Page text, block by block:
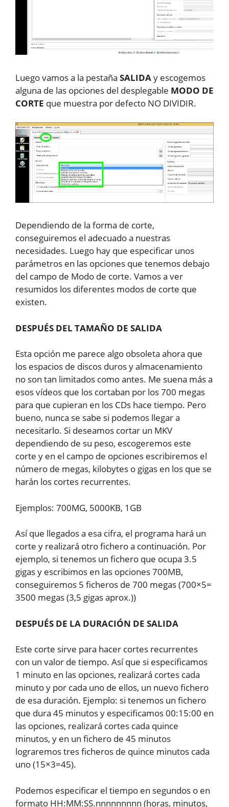
Luego vamos a la pestaña SALIDAy escogemos
alguna de las opciones del desplegable MODO DE
CORTE que muestra por defecto NO DIVIDIR.
Dependiendo de la forma de corte,
conseguiremos el adecuado a nuestras
necesidades. Luego hay que especificar unos
parámetros en las opciones que tenemos debajo
del campo de Modo de corte. Vamos a ver
resumidos los diferentes modos de corte que
existen.
DESPUÉS DEL TAMAÑO DE SALIDA
Esta opción me parece algo obsoleta ahora que
los espacios de discos duros y almacenamiento
no son tan limitados como antes. Me suena más a
esos vídeos que los cortaban por los 700 megas
para que cupieran en los CDs hace tiempo. Pero
bueno, nunca se sabe si podemos llegar a
necesitarlo. Si deseamos cortar un MKV
dependiendo de su peso, escogeremos este
corte y en el campo de opciones escribiremos el
número de megas, kilobytes o gigas en los que se
harán los cortes recurrentes.
Ejemplos: 700MG, 5000KB, 1GB
Así que llegados a esa cifra, el programa hará un
corte y realizará otro fichero a continuación. Por
ejemplo, si tenemos un fichero que ocupa 3.5
gigas y escribimos en las opciones 700MB,
conseguiremos 5 ficheros de 700 megas (700×5=
3500 megas (3,5 gigas aprox.))
DESPUÉS DE LA DURACIÓN DE SALIDA
Este corte sirve para hacer cortes recurrentes
con un valor de tiempo. Así que si especificamos
1 minuto en las opciones, realizará cortes cada
minuto y por cada uno de ellos, un nuevo fichero
de esa duración. Ejemplo: si tenemos un fichero
que dura 45 minutos y especificamos 00:15:00 en
las opciones, realizará cortes cada quince
minutos, y en un fichero de 45 minutos
lograremos tres ficheros de quince minutos cada
uno (15×3=45).
Podemos especificar el tiempo en segundos o en
formato HH:MM:SS.nnnnnnnnn (horas, minutos,